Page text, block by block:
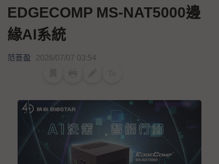
EDGECOMP MS-NAT5000邊
緣AI系統
范菩盈 2026/07/07 03:54